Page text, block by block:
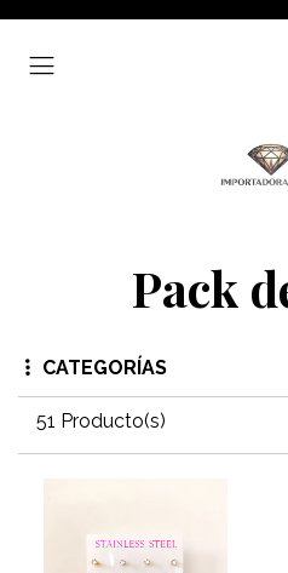
Pack
CATEGORÍAS
51 Producto(s)